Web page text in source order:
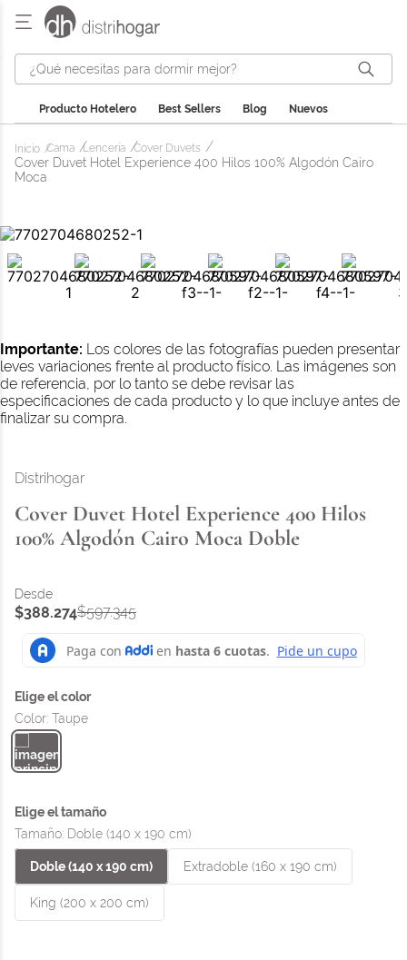
¿Qué necesitas para dormir mejor?
Producto Hotelero Best Sellers Blog Nuevos
Cama Lencería Cover Duvets
Cover Duvet Hotel Experience 400 Hilos 100% Algodón Cairo
Moca
Importante: Los colores de las fotografías pueden presentar
leves variaciones frente al producto físico. Las imágenes son
de referencia, por lo tanto se debe revisar las
especificaciones de cada producto y lo que incluye antes de
finalizar su compra.
Distrihogar
Cover Duvet Hotel Experience 400 Hilos
100% Algodón Cairo Moca Doble
$388.274$597.345
Color: Taupe
Tamaño: Doble (140 x 190 cm)
Doble (140 x 190 cm) Extradoble (160 x 190 cm)
King (200 x 200 cm)